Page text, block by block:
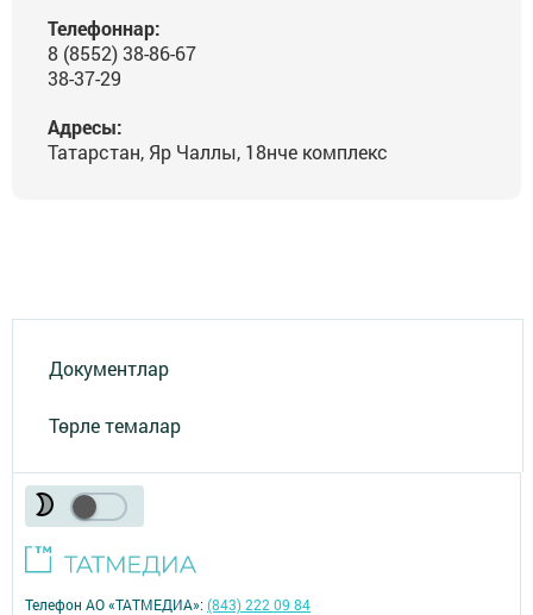
Телефоннар:
8 (8552) 38-86-67
38-37-29
Адресы:
Татарстан, Яр Чаллы, 18нче комплекс
Документлар
Төрле темалар
Телефон АО «ТАТМЕДИА»:(843) 222 09 84